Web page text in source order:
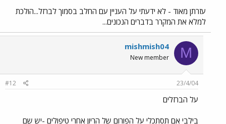
עזרתן מאוד - לא ידעתי על העניין עם החלב בסמוך לברזל...הולכת
למלא את המקרר בדברים הנכונים...
M
mishmish04
New member
23/4/04
#12
על הברזלים
בילבי אם תסתכלי על הפורום של הריון אחרי טיפולים -יש שם